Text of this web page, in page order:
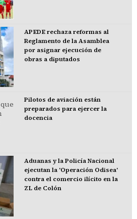
APEDE rechaza reformas al
Reglamento de la Asamblea
por asignar ejecución de
obras a diputados
Pilotos de aviación están
preparados para ejercer la
docencia
Aduanas y la Policía Nacional
ejecutan la 'Operación Odisea'
contra el comercio ilícito en la
ZL de Colón